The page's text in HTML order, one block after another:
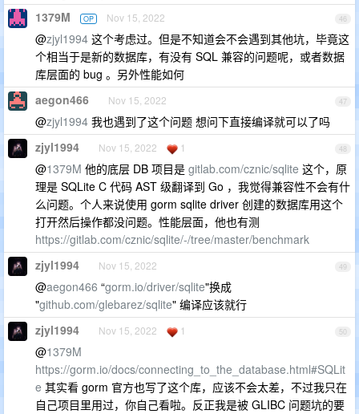
46
1379M OP Nov 15, 2022
@zjyl1994 这个考虑过。但是不知道会不会遇到其他坑，毕竟这
个相当于是新的数据库，有没有 SQL 兼容的问题呢，或者数据
库层面的 bug 。另外性能如何
47
aegon466 Nov 15, 2022
@zjyl1994 我也遇到了这个问题 想问下直接编译就可以了吗
48
zjyl1994 Nov 15, 2022 1
@1379M 他的底层 DB 项目是 gitlab.com/cznic/sqlite 这个，原
理是 SQLite C 代码 AST 级翻译到 Go ，我觉得兼容性不会有什
么问题。个人来说使用 gorm sqlite driver 创建的数据库用这个
打开然后操作都没问题。性能层面，他也有测
https://gitlab.com/cznic/sqlite/-/tree/master/benchmark
49
zjyl1994 Nov 15, 2022
@aegon466 “gorm.io/driver/sqlite"换成
"github.com/glebarez/sqlite" 编译应该就行
50
zjyl1994 Nov 15, 2022 1
@1379M
https://gorm.io/docs/connecting_to_the_database.html#SQLit
e 其实看 gorm 官方也写了这个库，应该不会太差，不过我只在
自己项目里用过，你自己看啦。反正我是被 GLIBC 问题坑的要